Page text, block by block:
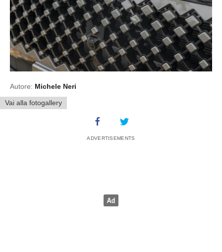
Autore: Michele Neri
Vai alla fotogallery